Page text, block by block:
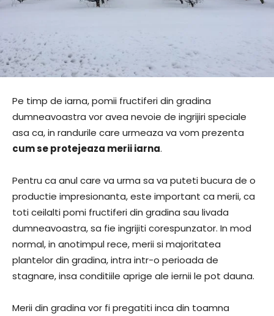
Pe timp de iarna, pomii fructiferi din gradina
dumneavoastra vor avea nevoie de ingrijiri speciale
asa ca, in randurile care urmeaza va vom prezenta
cum se protejeaza merii iarna.
Pentru ca anul care va urma sa va puteti bucura de o
productie impresionanta, este important ca merii, ca
toti ceilalti pomi fructiferi din gradina sau livada
dumneavoastra, sa fie ingrijiti corespunzator. In mod
normal, in anotimpul rece, merii si majoritatea
plantelor din gradina, intra intr-o perioada de
stagnare, insa conditiile aprige ale iernii le pot dauna.
Merii din gradina vor fi pregatiti inca din toamna